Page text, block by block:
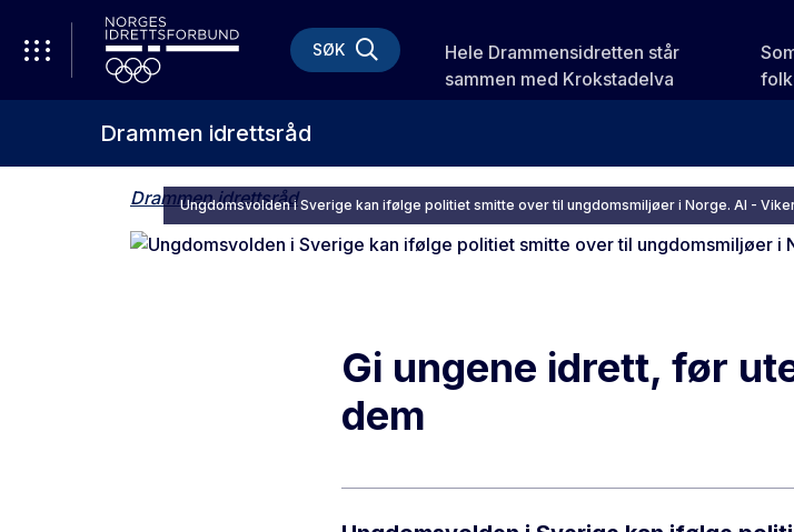
SØK
Hele Drammensidretten står
sammen med Krokstadelva
Drammen idrettsråd
Drammen idrettsråd
Ungdomsvolden i Sverige kan ifølge politiet smitte over til ungdomsmiljøer i Norge. AI -
Gi ungene idrett, før
dem